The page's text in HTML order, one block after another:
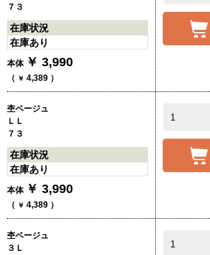
７３
在庫状況
在庫あり
本体 ￥ 3,990
（ ￥ 4,389 ）
杢ベージュ
ＬＬ
７３
在庫状況
在庫あり
本体 ￥ 3,990
（ ￥ 4,389 ）
杢ベージュ
３Ｌ